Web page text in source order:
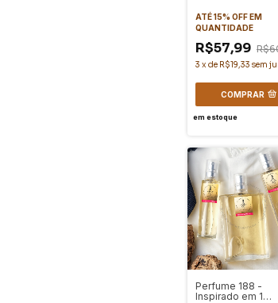
ATÉ 15% OFFEM
QUANTIDADE
R$57,99
3 xde R$19,33 sem
COMPRAR
em estoque
Perfume 188 -
Inspirado em 1